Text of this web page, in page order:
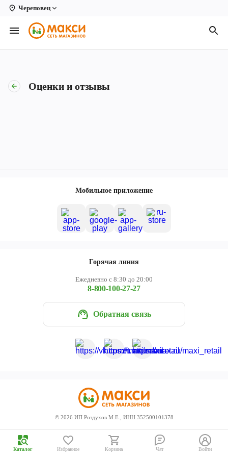
Череповец
Вологда
Архангельск
Киров
Новодвинск
Оценки и отзывы
Мобильное приложение
Горячая линия
Ежедневно с 8:30 до 20:00
8-800-100-27-27
Обратная связь
© 2026 ИП Роздухов М.Е., ИНН 352500101378
Каталог Избранное Корзина Чат Войти